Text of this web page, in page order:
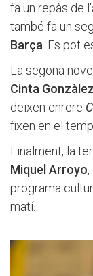
fa un repàs de
també fa un
Barça. Es pot
La segona
Cinta
deixen enrere
fixen en el
Finalment, la
Miquel Arroyo,
programa
matí.